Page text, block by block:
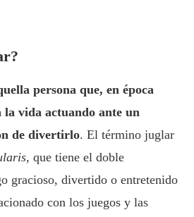
persona que, en época
la vida actuando ante un
de divertirlo. El término juglar
, que tiene el doble
gracioso, divertido o entretenido
con los juegos y las